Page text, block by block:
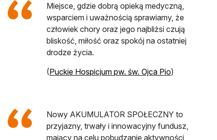
Miejsce, gdzie dobrą opieką medyczną,
wsparciem i uważnością sprawiamy, że
człowiek chory oraz jego najbliżsi czują
bliskość, miłość oraz spokój na ostatniej
drodze życia.
(Puckie Hospicjum pw. św. Ojca Piootwiera się
)
Nowy AKUMULATOR SPOŁECZNY to
przyjazny, trwały i innowacyjny fundusz,
mający na celu pobudzanie aktywności